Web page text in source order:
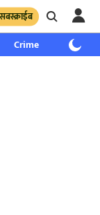
सबस्क्राईब
Crime साप्ताहिक